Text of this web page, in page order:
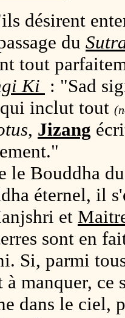
désirent
du
tout
Ki : "Sad
inclut tout
, Jizang
le Bouddha
éternel, il
et
sont en
Si, parmi
à manquer,
dans le ciel,